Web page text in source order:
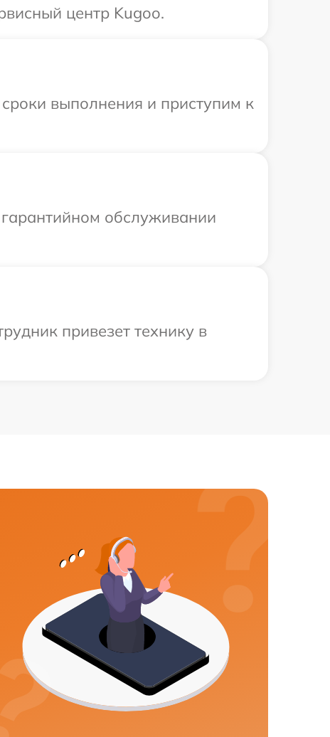
центр Kugoo.
выполнения и приступим к
обслуживании
привезет технику в